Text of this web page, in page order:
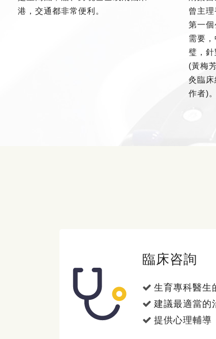
港，交通都非常便利。
曾主
第一
需要
璧，
(黃梅
灸臨
作者)。
臨床咨詢
生育專科醫生
建議最適當的
提供心理輔導